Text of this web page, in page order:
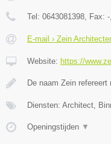
Tel: 0643081398, Fax: -
E-mail › Zein
Website: https://
De naam Zein refereert
Diensten: Architect,
Openingstijden ▼